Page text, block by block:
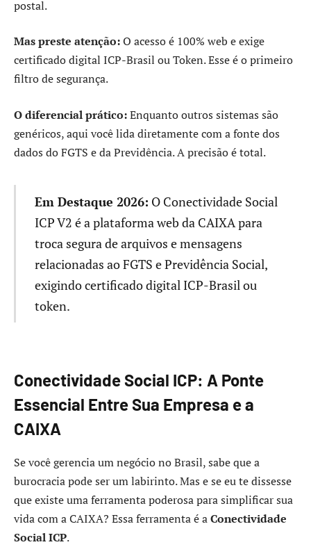
postal.
Mas preste atenção:O acesso é 100% web e exige
certificado digital ICP-Brasil ou Token. Esse é o primeiro
filtro de segurança.
O diferencial prático:Enquanto outros sistemas são
genéricos, aqui você lida diretamente com a fonte dos
dados do FGTS e da Previdência. A precisão é total.
Em Destaque 2026: O Conectividade Social
ICP V2 é a plataforma web da CAIXA para
troca segura de arquivos e mensagens
relacionadas ao FGTS e Previdência Social,
exigindo certificado digital ICP-Brasil ou
token.
Conectividade Social ICP: A Ponte
Essencial Entre Sua Empresa e a
CAIXA
Se você gerencia um negócio no Brasil, sabe que a
burocracia pode ser um labirinto. Mas e se eu te dissesse
que existe uma ferramenta poderosa para simplificar sua
vida com a CAIXA? Essa ferramenta é aConectividade
Social ICP.